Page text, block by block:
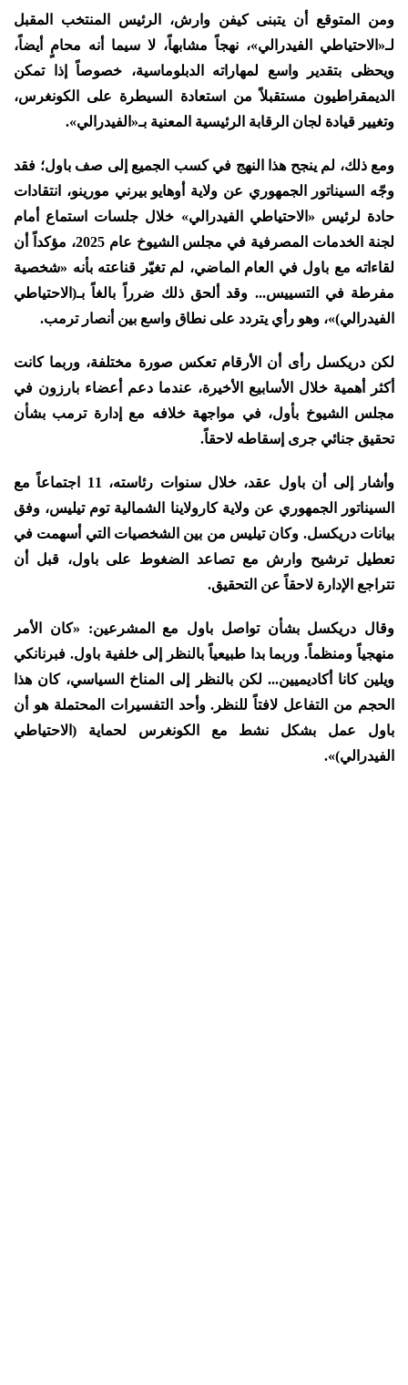
ومن المتوقع أن يتبنى كيفن وارش، الرئيس المنتخب المقبل
لـ«الاحتياطي الفيدرالي»، نهجاً مشابهاً، لا سيما أنه محامٍ أيضاً،
ويحظى بتقدير واسع لمهاراته الدبلوماسية، خصوصاً إذا تمكن
الديمقراطيون مستقبلاً من استعادة السيطرة على الكونغرس،
وتغيير قيادة لجان الرقابة الرئيسية المعنية بـ«الفيدرالي».
ومع ذلك، لم ينجح هذا النهج في كسب الجميع إلى صف باول؛ فقد
وجّه السيناتور الجمهوري عن ولاية أوهايو بيرني مورينو، انتقادات
حادة لرئيس «الاحتياطي الفيدرالي» خلال جلسات استماع أمام
لجنة الخدمات المصرفية في مجلس الشيوخ عام 2025، مؤكداً أن
لقاءاته مع باول في العام الماضي، لم تغيّر قناعته بأنه «شخصية
مفرطة في التسييس... وقد ألحق ذلك ضرراً بالغاً بـ(الاحتياطي
الفيدرالي)»، وهو رأي يتردد على نطاق واسع بين أنصار ترمب.
لكن دريكسل رأى أن الأرقام تعكس صورة مختلفة، وربما كانت
أكثر أهمية خلال الأسابيع الأخيرة، عندما دعم أعضاء بارزون في
مجلس الشيوخ بأول، في مواجهة خلافه مع إدارة ترمب بشأن
تحقيق جنائي جرى إسقاطه لاحقاً.
وأشار إلى أن باول عقد، خلال سنوات رئاسته، 11 اجتماعاً مع
السيناتور الجمهوري عن ولاية كارولاينا الشمالية توم تيليس، وفق
بيانات دريكسل. وكان تيليس من بين الشخصيات التي أسهمت في
تعطيل ترشيح وارش مع تصاعد الضغوط على باول، قبل أن
تتراجع الإدارة لاحقاً عن التحقيق.
وقال دريكسل بشأن تواصل باول مع المشرعين: «كان الأمر
منهجياً ومنظماً. وربما بدا طبيعياً بالنظر إلى خلفية باول. فبرنانكي
ويلين كانا أكاديميين... لكن بالنظر إلى المناخ السياسي، كان هذا
الحجم من التفاعل لافتاً للنظر. وأحد التفسيرات المحتملة هو أن
باول عمل بشكل نشط مع الكونغرس لحماية (الاحتياطي
الفيدرالي)».